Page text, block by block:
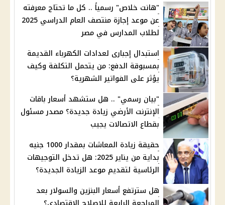
"هانت خلاص" رسمياً .. كل ما تحتاج معرفته
عن موعد إجازة منتصف العام الدراسي 2025
لطلاب المدارس في مصر
استبدال إجبارى لعدادات الكهرباء القديمة
بمسبوقة الدفع: من يتحمل التكلفة وكيف
يؤثر على الفواتير الشهرية؟
"بيان رسمي" .. هل ستشهد أسعار باقات
الإنترنت الأرضي زيادة جديدة؟ مصدر مسئول
بقطاع الاتصالات يجيب
حقيقة زيادة المعاشات بمقدار 1000 جنيه
بداية من يناير 2025: هل تدخل التوجيهات
الرئاسية لتقديم موعد الزيادة الجديدة؟
هل سترتفع أسعار البنزين والسولار بعد